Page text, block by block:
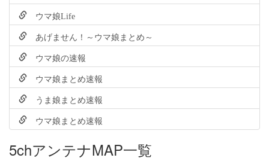
ウマ娘Life
あげません！～ウマ娘まとめ～
ウマ娘の速報
ウマ娘まとめ速報
うま娘まとめ速報
ウマ娘まとめ速報
5chアンテナMAP一覧